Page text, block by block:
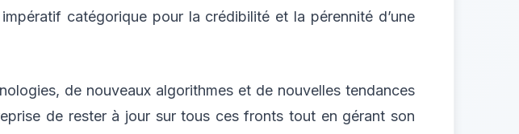
catégorique pour la crédibilité et la pérennité d’une
de nouveaux algorithmes et de nouvelles tendances
de rester à jour sur tous ces fronts tout en gérant son